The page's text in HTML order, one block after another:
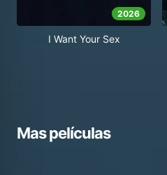
2026
I Want Your Sex
Mas películas